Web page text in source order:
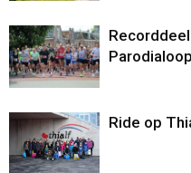
Ride op